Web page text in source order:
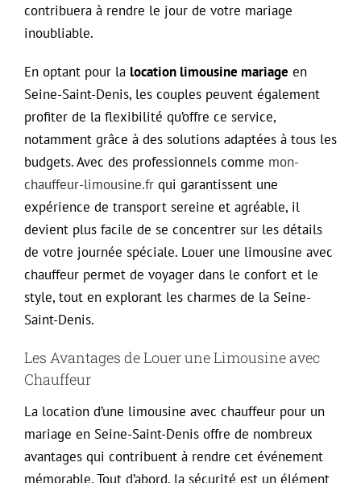
contribuera à rendre le jour de votre mariage
inoubliable.
En optant pour la location limousine mariage en
Seine-Saint-Denis, les couples peuvent également
profiter de la flexibilité qu’offre ce service,
notamment grâce à des solutions adaptées à tous les
budgets. Avec des professionnels comme mon-
chauffeur-limousine.fr qui garantissent une
expérience de transport sereine et agréable, il
devient plus facile de se concentrer sur les détails
de votre journée spéciale. Louer une limousine avec
chauffeur permet de voyager dans le confort et le
style, tout en explorant les charmes de la Seine-
Saint-Denis.
Les Avantages de Louer une Limousine avec
Chauffeur
La location d’une limousine avec chauffeur pour un
mariage en Seine-Saint-Denis offre de nombreux
avantages qui contribuent à rendre cet événement
mémorable. Tout d’abord, la sécurité est un élément